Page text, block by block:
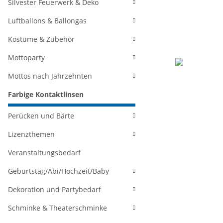
Silvester Feuerwerk & Deko
Luftballons & Ballongas
Kostüme & Zubehör
Mottoparty
Mottos nach Jahrzehnten
Farbige Kontaktlinsen
Perücken und Bärte
Lizenzthemen
Veranstaltungsbedarf
Geburtstag/Abi/Hochzeit/Baby
Dekoration und Partybedarf
Schminke & Theaterschminke